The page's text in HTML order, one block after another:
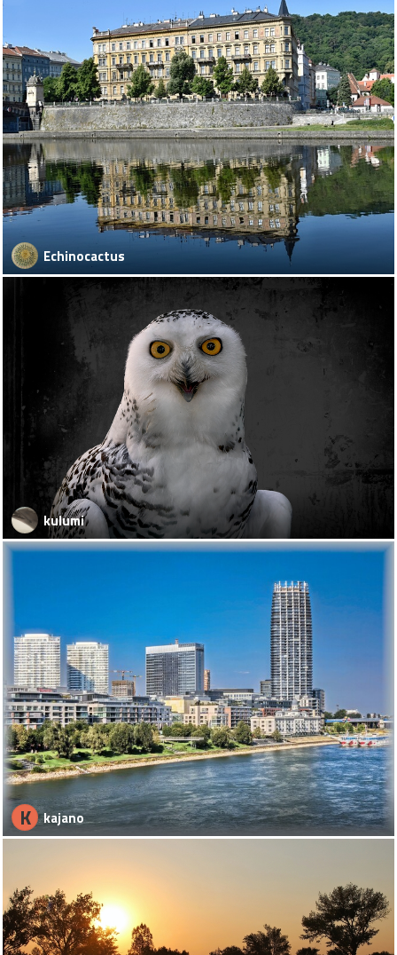
Echinocactus
kulumi
K kajano